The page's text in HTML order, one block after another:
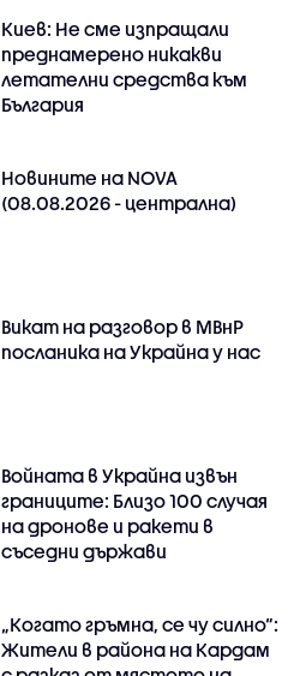
Киев: Не сме изпращали
преднамерено никакви
летателни средства към
България
Новините на NOVA
(08.08.2026 - централна)
Викат на разговор в МВнР
посланика на Украйна у нас
Войната в Украйна извън
границите: Близо 100 случая
на дронове и ракети в
съседни държави
„Когато гръмна, се чу силно“:
Жители в района на Кардам